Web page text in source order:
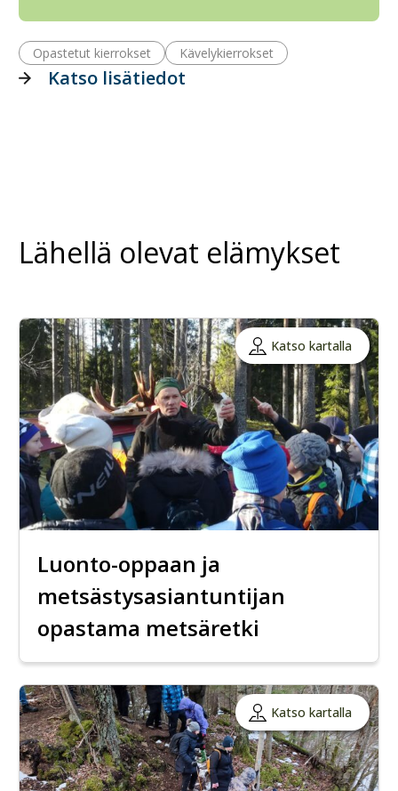
Opastetut kierrokset Kävelykierrokset
Katso lisätiedot
Lähellä olevat elämykset
Katso kartalla
Luonto-oppaan ja
metsästysasiantuntijan
opastama metsäretki
Katso kartalla